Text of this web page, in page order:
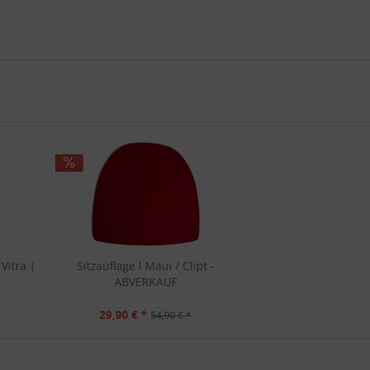
|
Sitzauflage l Maui / Clipt -
ABVERKAUF
29,90 € * 54,90 € *